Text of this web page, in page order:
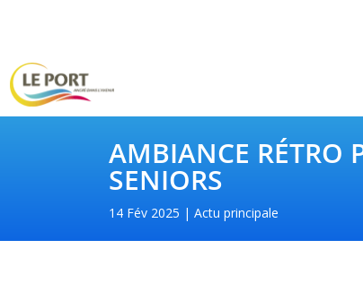
AMBIANCE RÉTRO
SENIORS
14 Fév 2025 Actu principale